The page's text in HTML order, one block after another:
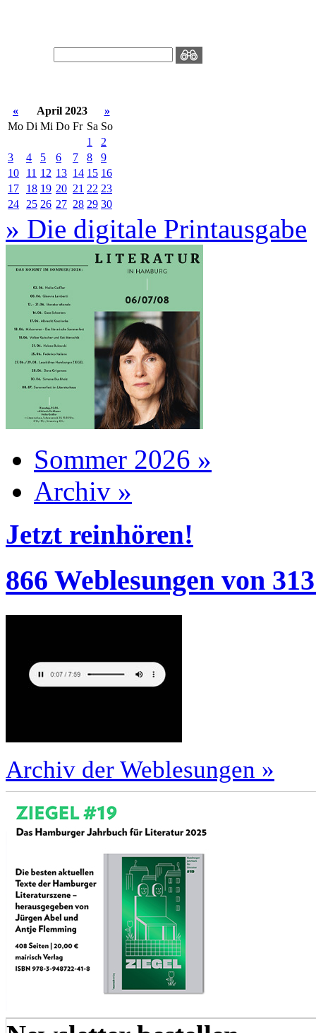
« April 2023
»
Mo Di Mi Do Fr Sa So
1
2
3
4 5 6 7 8
9
10
11 12 13 14 15 16
17
18 19 20 21 22 23
24
25 26 27 28 29 30
» Die digitale Printausgabe
Sommer 2026 »
Archiv »
Jetzt reinhören!
866 Weblesungen von
Archiv der Weblesungen »